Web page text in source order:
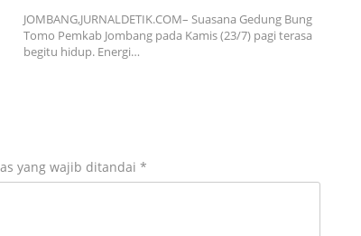
JOMBANG,JURNALDETIK.COM– Suasana Gedung Bung
Tomo Pemkab Jombang pada Kamis (23/7) pagi terasa
begitu hidup. Energi…
yang wajib ditandai *